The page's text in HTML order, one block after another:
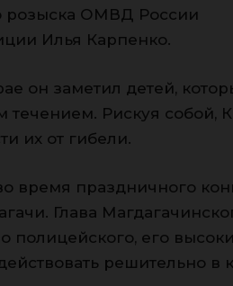
розыска ОМВД России
Илья Карпенко.
он заметил детей,
Рискуя собой,
их от гибели.
время праздничного
Глава
полицейского, его
решительно в